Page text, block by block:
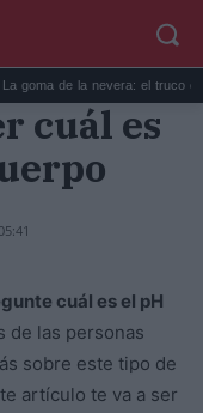
de la nevera: el truco del papel
cuál es
cuál es el pH
de las personas
sobre este tipo de
artículo te va a ser